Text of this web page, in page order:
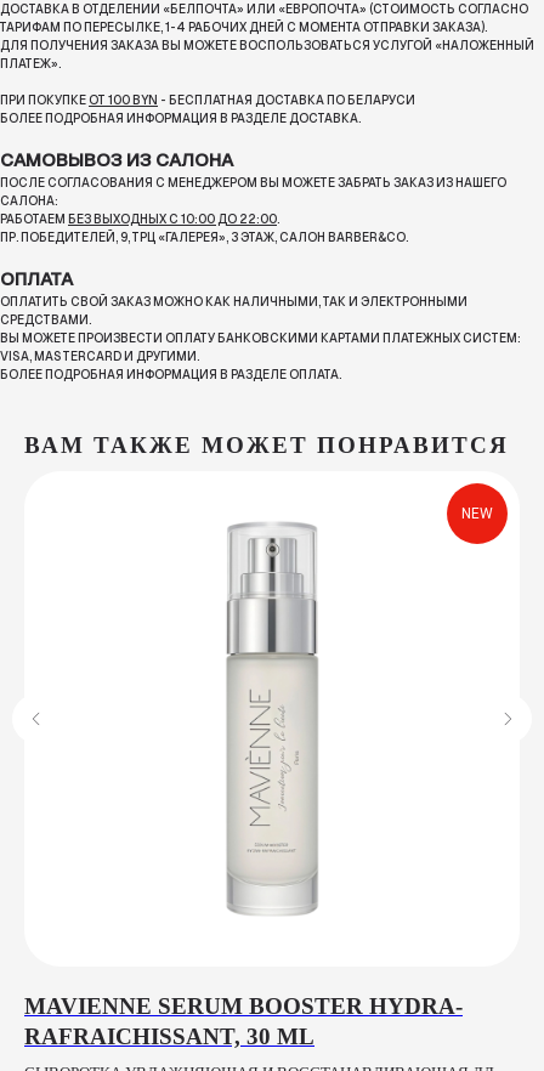
ДОСТАВКА В ОТДЕЛЕНИИ «БЕЛПОЧТА» ИЛИ «ЕВРОПОЧТА» (СТОИМОСТЬ СОГЛАСНО
ТАРИФАМ ПО ПЕРЕСЫЛКЕ, 1-4 РАБОЧИХ ДНЕЙ С МОМЕНТА ОТПРАВКИ ЗАКАЗА).
ДЛЯ ПОЛУЧЕНИЯ ЗАКАЗА ВЫ МОЖЕТЕ ВОСПОЛЬЗОВАТЬСЯ УСЛУГОЙ «НАЛОЖЕННЫЙ
ПЛАТЕЖ».
ПРИ ПОКУПКЕ ОТ 100 BYN - БЕСПЛАТНАЯ ДОСТАВКА ПО БЕЛАРУСИ
БОЛЕЕ ПОДРОБНАЯ ИНФОРМАЦИЯ В РАЗДЕЛЕ ДОСТАВКА.
САМОВЫВОЗ ИЗ САЛОНА
ПОСЛЕ СОГЛАСОВАНИЯ С МЕНЕДЖЕРОМ ВЫ МОЖЕТЕ ЗАБРАТЬ ЗАКАЗ ИЗ НАШЕГО
САЛОНА:
РАБОТАЕМ БЕЗ ВЫХОДНЫХ С 10:00 ДО 22:00.
ПР. ПОБЕДИТЕЛЕЙ, 9, ТРЦ «ГАЛЕРЕЯ», 3 ЭТАЖ, САЛОН BARBER&CO.
ОПЛАТА
ОПЛАТИТЬ СВОЙ ЗАКАЗ МОЖНО КАК НАЛИЧНЫМИ, ТАК И ЭЛЕКТРОННЫМИ
СРЕДСТВАМИ.
ВЫ МОЖЕТЕ ПРОИЗВЕСТИ ОПЛАТУ БАНКОВСКИМИ КАРТАМИ ПЛАТЕЖНЫХ СИСТЕМ:
VISA, MASTERCARD И ДРУГИМИ.
БОЛЕЕ ПОДРОБНАЯ ИНФОРМАЦИЯ В РАЗДЕЛЕ ОПЛАТА.
ВАМ ТАКЖЕ МОЖЕТ ПОНРАВИТСЯ
NEW
MAVIENNE SERUM BOOSTER HYDRA-
RAFRAICHISSANT, 30 ML